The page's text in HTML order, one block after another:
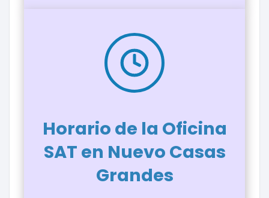
Horario de la Oficina
SAT en Nuevo Casas
Grandes